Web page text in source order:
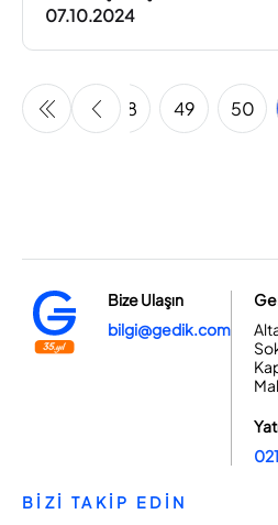
07.10.2024
47 48 49 50
Bize Ulaşın
bilgi@gedik.com
BİZİ TAKİP EDİN